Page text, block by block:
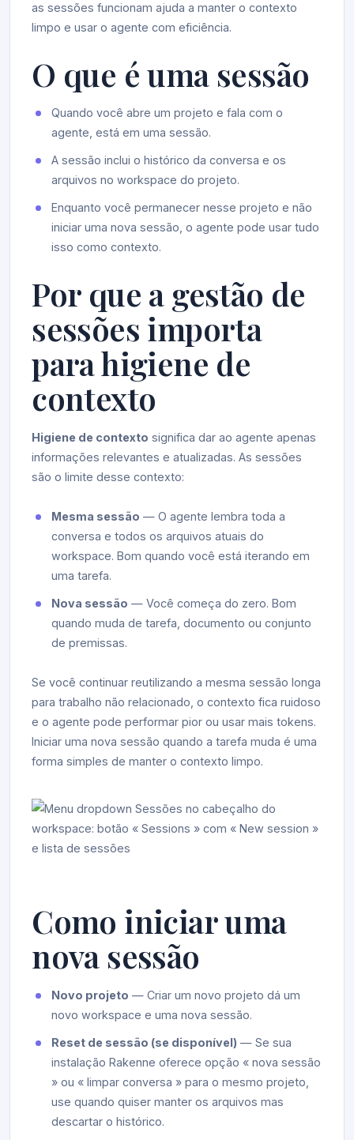
as sessões funcionam ajuda a manter o contexto
limpo e usar o agente com eficiência.
O que é uma sessão
Quando você abre um projeto e fala com o
agente, está em uma sessão.
A sessão inclui o histórico da conversa e os
arquivos no workspace do projeto.
Enquanto você permanecer nesse projeto e não
iniciar uma nova sessão, o agente pode usar tudo
isso como contexto.
Por que a gestão de
sessões importa
para higiene de
contexto
Higiene de contexto significa dar ao agente apenas
informações relevantes e atualizadas. As sessões
são o limite desse contexto:
Mesma sessão — O agente lembra toda a
conversa e todos os arquivos atuais do
workspace. Bom quando você está iterando em
uma tarefa.
Nova sessão — Você começa do zero. Bom
quando muda de tarefa, documento ou conjunto
de premissas.
Se você continuar reutilizando a mesma sessão longa
para trabalho não relacionado, o contexto fica ruidoso
e o agente pode performar pior ou usar mais tokens.
Iniciar uma nova sessão quando a tarefa muda é uma
forma simples de manter o contexto limpo.
Como iniciar uma
nova sessão
Novo projeto — Criar um novo projeto dá um
novo workspace e uma nova sessão.
Reset de sessão (se disponível) — Se sua
instalação Rakenne oferece opção « nova sessão
» ou « limpar conversa » para o mesmo projeto,
use quando quiser manter os arquivos mas
descartar o histórico.